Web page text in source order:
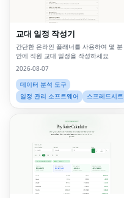
교대 일정 작성기
간단한 온라인 플래너를 사용하여 몇 분
안에 직원 교대 일정을 작성하세요
2026-08-07
데이터 분석 도구
일정 관리 소프트웨어
스프레드시트